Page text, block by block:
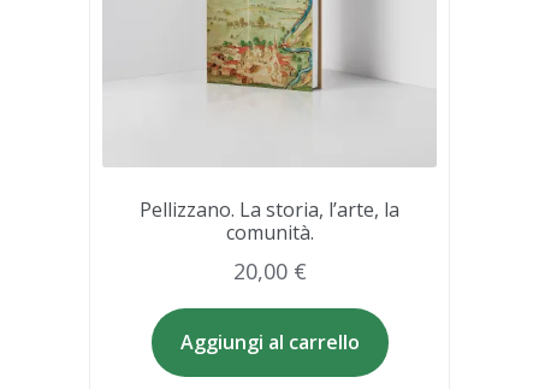
Pellizzano. La storia, l’arte, la
comunità.
20,00 €
Aggiungi al carrello